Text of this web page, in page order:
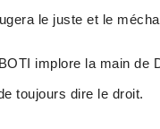
le juste et le
implore la main
toujours dire le droit.